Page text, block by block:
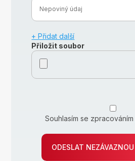
+ Přidat další
Přiložit soubor
Souhlasím se zpracováním